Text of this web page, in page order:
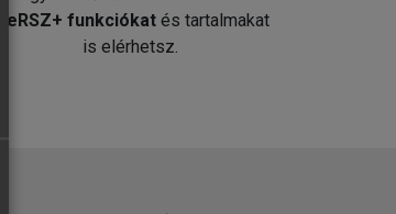
MeRSZ+ funkciókat és tartalmakat
is elérhetsz.